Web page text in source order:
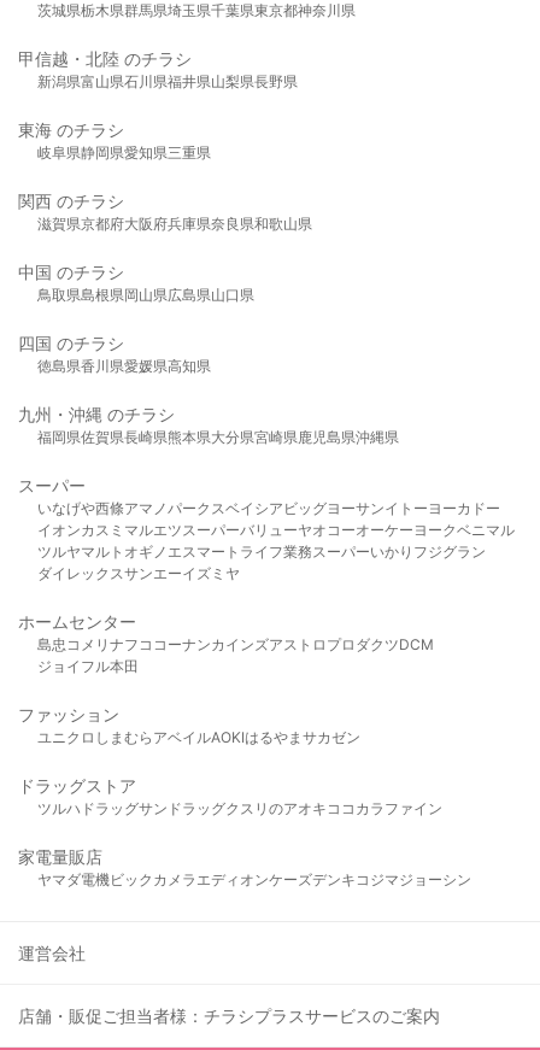
茨城県栃木県群馬県埼玉県千葉県東京都神奈川県
甲信越・北陸 のチラシ
新潟県富山県石川県福井県山梨県長野県
東海 のチラシ
岐阜県静岡県愛知県三重県
関西 のチラシ
滋賀県京都府大阪府兵庫県奈良県和歌山県
中国 のチラシ
鳥取県島根県岡山県広島県山口県
四国 のチラシ
徳島県香川県愛媛県高知県
九州・沖縄 のチラシ
福岡県佐賀県長崎県熊本県大分県宮崎県鹿児島県沖縄県
スーパー
いなげや西條アマノパークスベイシア ビッグヨーサンイトーヨーカドー
イオンカスミ マルエツスーパーバリューヤオコーオーケー ヨークベニマル
ツルヤマルト オギノ エスマート ライフ業務スーパーいかり フジグラン
ダイレックスサンエーイズミヤ
ホームセンター
島忠 コメリ ナフコ コーナンカインズアストロプロダクツDCM
ジョイフル本田
ファッション
ユニクロ しまむら アベイルAOKIはるやま サカゼン
ドラッグストア
ツルハドラッグサンドラッグクスリのアオキ ココカラファイン
家電量販店
ヤマダ電機ビックカメラ エディオンケーズデンキ コジマジョーシン
運営会社
店舗・販促ご担当者様：チラシプラスサービスのご案内